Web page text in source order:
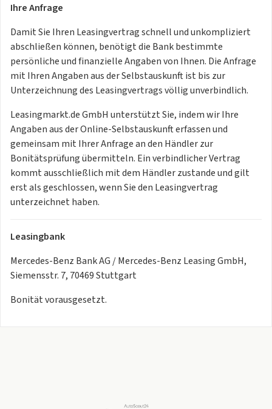
Ihre Anfrage
Damit Sie Ihren Leasingvertrag schnell und unkompliziert
abschließen können, benötigt die Bank bestimmte
persönliche und finanzielle Angaben von Ihnen. Die Anfrage
mit Ihren Angaben aus der Selbstauskunft ist bis zur
Unterzeichnung des Leasingvertrags völlig unverbindlich.
Leasingmarkt.de GmbH unterstützt Sie, indem wir Ihre
Angaben aus der Online-Selbstauskunft erfassen und
gemeinsam mit Ihrer Anfrage an den Händler zur
Bonitätsprüfung übermitteln. Ein verbindlicher Vertrag
kommt ausschließlich mit dem Händler zustande und gilt
erst als geschlossen, wenn Sie den Leasingvertrag
unterzeichnet haben.
Leasingbank
Mercedes-Benz Bank AG / Mercedes-Benz Leasing GmbH,
Siemensstr. 7, 70469 Stuttgart
Bonität vorausgesetzt.